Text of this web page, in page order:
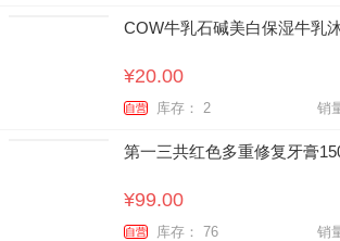
COW牛乳石碱美白保湿牛乳
¥20.00
自营 库存： 2 销
第一三共红色多重修复牙膏
¥99.00
自营 库存： 76 销